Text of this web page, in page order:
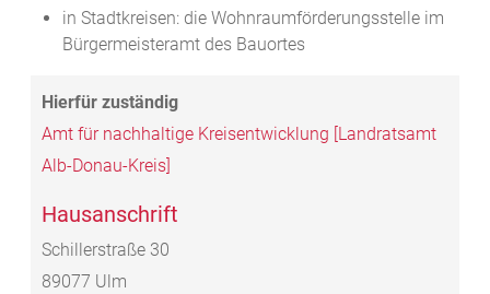
in Stadtkreisen: die Wohnraumförderungsstelle im
Bürgermeisteramt des Bauortes
Amt für nachhaltige Kreisentwicklung [Landratsamt
Alb-Donau-Kreis]
Hausanschrift
Schillerstraße 30
89077 Ulm